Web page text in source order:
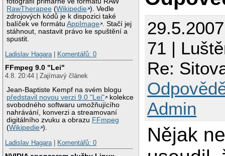
RawTherapee (Wikipedie ). Vedle
zdrojových kódů je k dispozici také
balíček ve formátuAppImage . Stačí jej
stáhnout, nastavit právo ke spuštění a
spustit.
Ladislav Hagara| Komentářů: 0
FFmpeg 9.0 "Lei"
4.8. 20:44 | Zajímavý článek
Jean-Baptiste Kempf na svém blogu
představil novou verzi 9.0 "Lei"
kolekce
svobodného softwaru umožňujícího
nahrávání, konverzi a streamovaní
digitálního zvuku a obrazu FFmpeg
(Wikipedie ).
Ladislav Hagara| Komentářů: 0
71 |
Re:
Admin
Nějak